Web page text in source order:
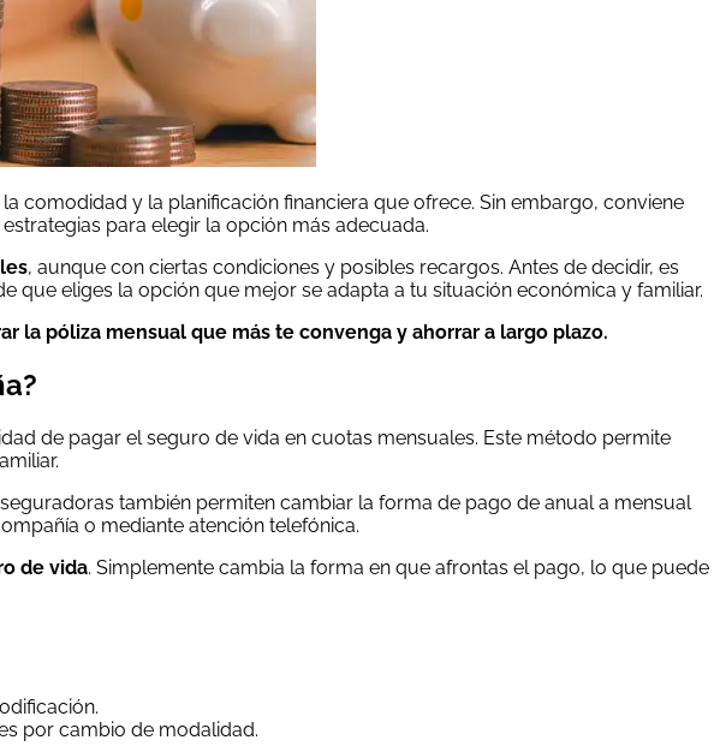
comodidad y la planificación financiera que ofrece. Sin embargo, conviene
para elegir la opción más adecuada.
, aunque con ciertas condiciones y posibles recargos. Antes de decidir, es
que eliges la opción que mejor se adapta a tu situación económica y familiar.
la póliza mensual que más te convenga y ahorrar a largo plazo.
de pagar el seguro de vida en cuotas mensuales. Este método permite
también permiten cambiar la forma de pago de anual a mensual
o mediante atención telefónica.
de vida. Simplemente cambia la forma en que afrontas el pago, lo que puede
por cambio de modalidad.